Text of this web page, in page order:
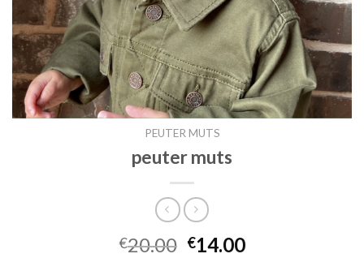
PEUTER MUTS
peuter muts
€20.00 €14.00